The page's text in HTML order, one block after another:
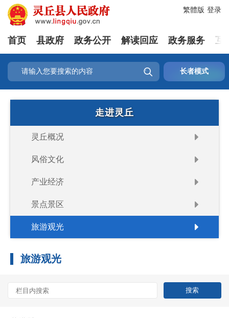
登录
繁體版
首页 县政府 政务公开 解读回应 政务服务 互
 长者模式
走进灵丘
灵丘概况
风俗文化
产业经济
景点景区
旅游观光
旅游观光